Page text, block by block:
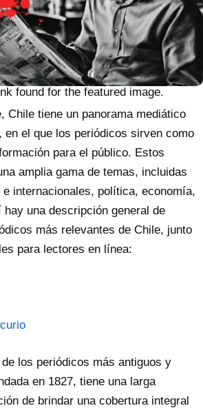
found for the featured image.
Chile tiene un panorama mediático
en el que los periódicos sirven como
para el público. Estos
amplia gama de temas, incluidas
internacionales, política, economía,
una descripción general de
más relevantes de Chile, junto
para lectores en línea:
los periódicos más antiguos y
en 1827, tiene una larga
de brindar una cobertura integral